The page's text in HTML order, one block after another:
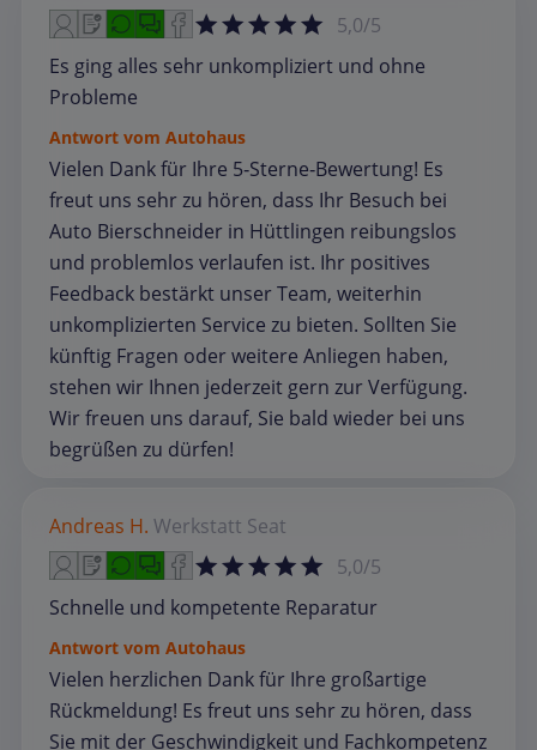
5,0/5
Es ging alles sehr unkompliziert und ohne
Probleme
Antwort vom Autohaus
Vielen Dank für Ihre 5‑Sterne‑Bewertung! Es
freut uns sehr zu hören, dass Ihr Besuch bei
Auto Bierschneider in Hüttlingen reibungslos
und problemlos verlaufen ist. Ihr positives
Feedback bestärkt unser Team, weiterhin
unkomplizierten Service zu bieten. Sollten Sie
künftig Fragen oder weitere Anliegen haben,
stehen wir Ihnen jederzeit gern zur Verfügung.
Wir freuen uns darauf, Sie bald wieder bei uns
begrüßen zu dürfen!
Andreas H. Werkstatt Seat
5,0/5
Schnelle und kompetente Reparatur
Antwort vom Autohaus
Vielen herzlichen Dank für Ihre großartige
Rückmeldung! Es freut uns sehr zu hören, dass
Sie mit der Geschwindigkeit und Fachkompetenz